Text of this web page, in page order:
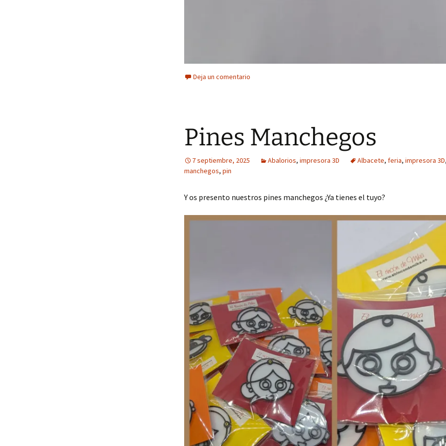
Deja un comentario
Pines Manchegos
7 septiembre, 2025 Abalorios, impresora 3D Albacete, feria, impresora 3D
manchegos, pin
Y os presento nuestros pines manchegos ¿Ya tienes el tuyo?